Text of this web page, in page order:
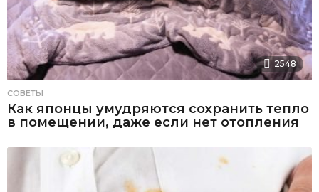
2548
СОВЕТЫ
Как японцы умудряются сохранить тепло
в помещении, даже если нет отопления